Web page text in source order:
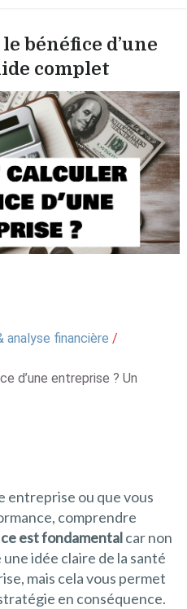
bénéfice d’une
complet
analyse financière /
d’une entreprise ? Un
entreprise ou que vous
comprendre
est fondamentalcar non
idée claire de la santé
mais cela vous permet
en conséquence.